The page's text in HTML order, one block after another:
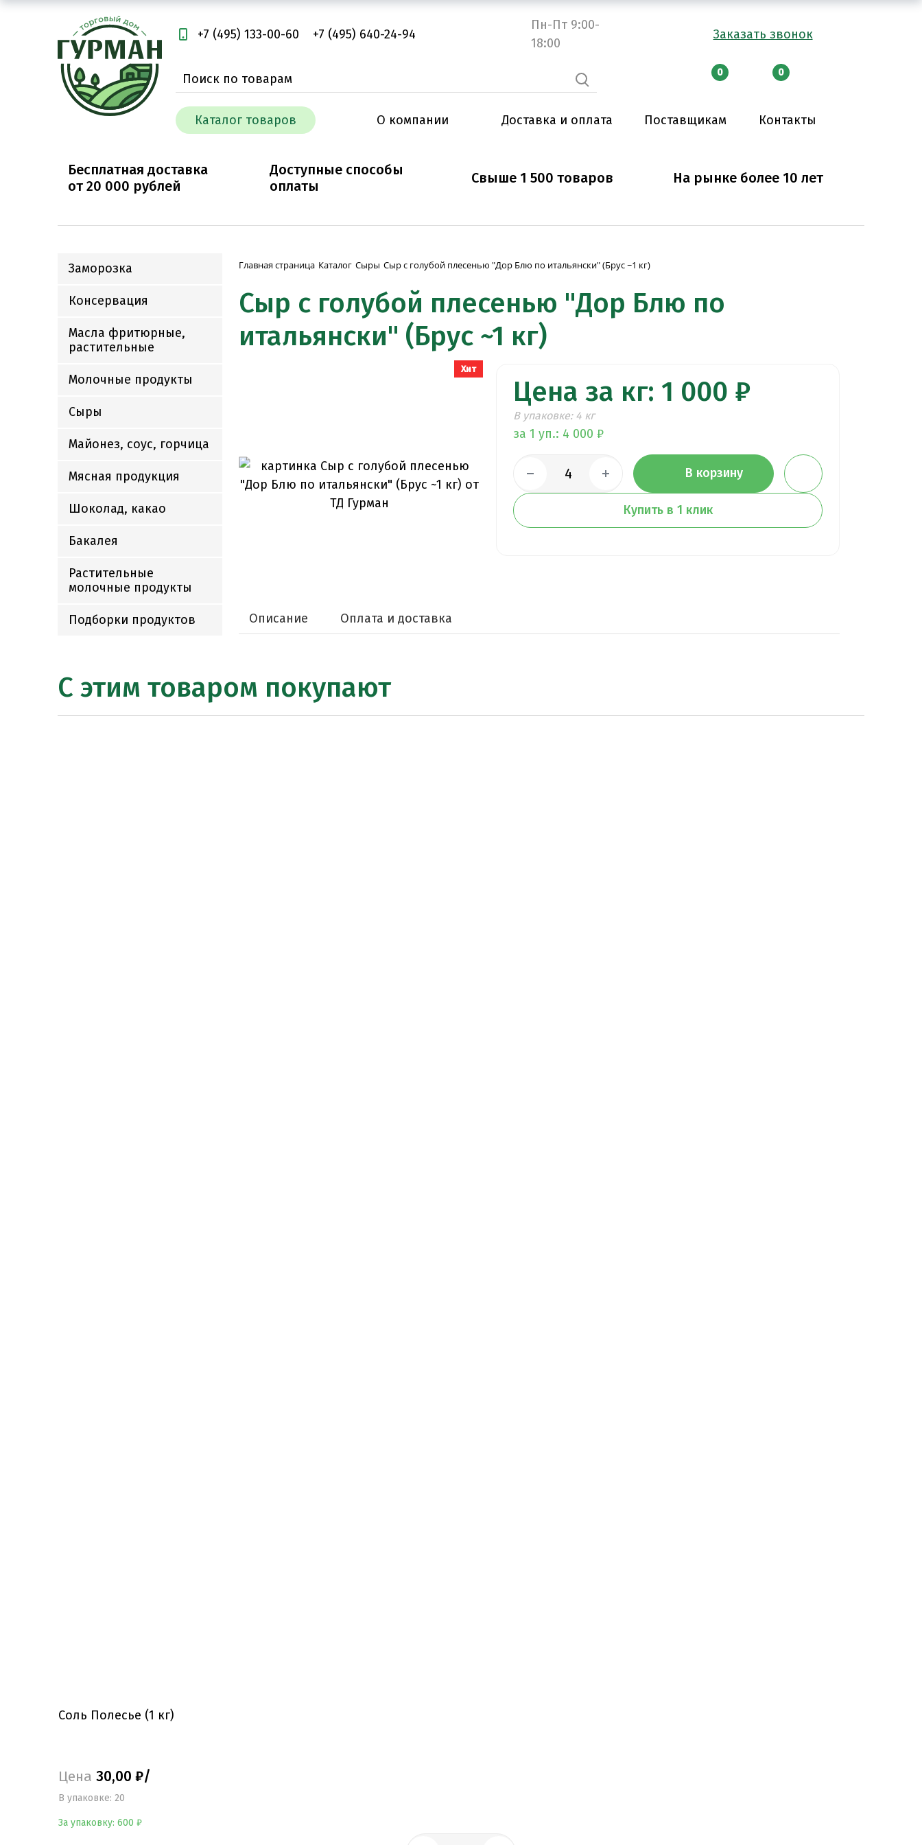
+7 (495) 133-00-60 +7 (495) 640-24-94
О компании Доставка и оплата Поставщикам Контакты
Пн-Пт 9:00-
18:00
Заказать звонок
Каталог товаров
0 0
Бесплатная доставка
от 20 000 рублей
Доступные способы
оплаты
Свыше 1 500 товаров На рынке более 10 лет
Заморозка
Консервация
Масла фритюрные,
растительные
Молочные продукты
Сыры
Майонез, соус, горчица
Мясная продукция
Шоколад, какао
Бакалея
Растительные
молочные продукты
Подборки продуктов
Главная страница Каталог Сыры Сыр с голубой плесенью "Дор Блю по итальянски" (Брус ~1 кг)
Сыр с голубой плесенью "Дор Блю по
итальянски" (Брус ~1 кг)
Хит
Цена за кг: 1 000 ₽
В упаковке: 4 кг
за 1 уп.: 4 000 ₽
В корзину
Купить в 1 клик
Описание Оплата и доставка
С этим товаром покупают
Cоль Полесье (1 кг)
Цена 30,00 ₽/
B упаковке: 20
За упаковку: 600 ₽